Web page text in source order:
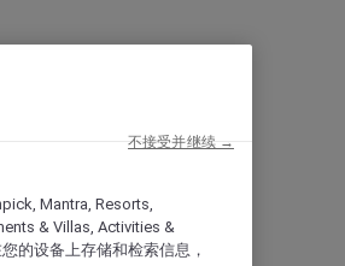
Mantra, Resorts,
& Villas, Activities &
的设备上存储和检索信息，
不接受并继续 →